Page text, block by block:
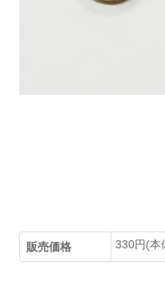
販売価格 330円(本